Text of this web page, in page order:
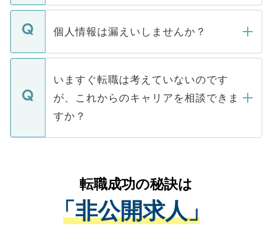
ません。
■応募殺到を避けるため 人気のある医療機
関を公にしてしまうと、応募が殺到する場
に、医療機関が求める条件に合った人材の
みを人材紹介会社に依頼するケースが増え
ています。
転職・入職を強要することは一切ありませ
ん。また、仮に応募先から内定をいただい
定を承諾する必要はありません。内定先へ
の辞退の連絡はキャリアパートナーが行い
個人情報は漏えいしませんか？
個人情報が漏えいすることはありませんの
で、ご安心ください。当サイトからの登録
などで収集したご登録者様の個人情報は、
ご本人のキャリアアップおよび転職活動の
支援を目的に使用いたします。お預かりし
ているすべての個人データはご本人の許可
は、個人情報の取り扱いについての厳密な
管理基準を満たした事業者のみに付与され
る、プライバシーマークを取得済みです。
いますぐ転職は考えていないのです
が、これからのキャリアを相談できま
すか？
かがいして、現在の医療機関の状況や紹介
経験をまじえながら、適切なアドバイスを
させていただきます。すぐにご転職をされ
ない方には、長期的なサポートが可能です
転職成功の秘訣は
「非公開求人」